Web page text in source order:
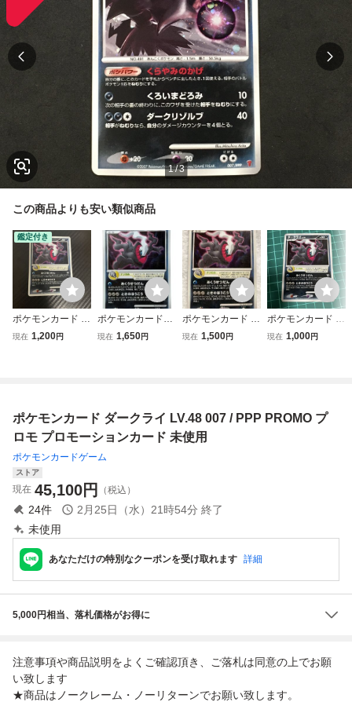
1/3
この商品よりも安い類似商品
鑑定付き
ポケモンカード ダ
ークライ LV.50 04
現在 1,200円
ポケモンカード◆
ダークライ Lv.50
現在 1,650円
ポケモンカード ダ
ークライ LV.50 H
現在 1,500円
ポケモンカード ダ
ークライ LV.50 04
現在 1,000円
ポケモンカード ダークライ LV.48 007 / PPP PROMO プ
ロモ プロモーションカード 未使用
ポケモンカードゲーム
ストア
現在 45,100円 （税込）
24件 2月25日（水）21時54分 終了
未使用
あなただけの特別なクーポンを受け取れます 詳細
5,000円相当、落札価格がお得に
注意事項や商品説明をよくご確認頂き、ご落札は同意の上でお願
い致します
★商品はノークレーム・ノーリターンでお願い致します。